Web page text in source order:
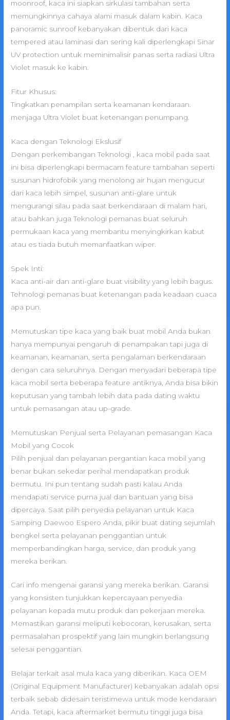
moonroof, kaca ini siapkan sirkulasi tambahan serta
memungkinnya cahaya alami masuk dalam kabin. Kaca
panoramic sunroof kebanyakan dibentuk dari kaca
tempered atau laminasi dan sering kali diperlengkapi Sinar
UV protection untuk meminimalisir panas serta radiasi Ultra
Violet masuk ke kabin.
Fitur Khusus:
Tingkatkan penampilan serta keamanan kendaraan.
menjaga Ultra Violet buat ketenangan penumpang.
Kaca dengan Teknologi Ekslusif
Dengan perkembangan Teknologi , kaca mobil pada saat
ini bisa diperlengkapi bermacam feature tambahan seperti
susunan hidrofobik yang menolong air hujan mengucur
dari kaca lebih simpel, susunan anti-glare untuk
mengurangi silau pada saat berkendaraan di malam hari,
atau bahkan juga Teknologi pemanas buat seluruh
permukaan kaca yang membantu menyingkirkan kabut
atau es tiada butuh memanfaatkan wiper.
Spek Inti:
Kaca anti-air dan anti-glare buat visibility yang lebih bagus.
Tehnologi pemanas buat ketenangan pada keadaan cuaca
apa pun.
Memutuskan tipe kaca yang baik buat mobil Anda bukan
hanya mempunyai pengaruh di penampakan tapi juga di
keamanan, keamanan, serta pengalaman berkendaraan
dengan cara seluruhnya. Dengan menyadari beberapa tipe
kaca mobil serta beberapa feature antiknya, Anda bisa bikin
keputusan yang tambah lebih data pada dating waktu
untuk pemasangan atau up-grade.
Memutuskan Penjual serta Pelayanan pemasangan Kaca
Mobil yang Cocok
Pilih penjual dan pelayanan pergantian kaca mobil yang
benar bukan sekedar perihal mendapatkan produk
bermutu. Ini pun tentang sudah pasti kalau Anda
mendapati service purna jual dan bantuan yang bisa
dipercaya. Saat pilih penyedia pelayanan untuk Kaca
Samping Daewoo Espero Anda, pikir buat dating sejumlah
bengkel serta pelayanan penggantian untuk
memperbandingkan harga, service, dan produk yang
mereka berikan.
Cari info mengenai garansi yang mereka berikan. Garansi
yang konsisten tunjukkan kepercayaan penyedia
pelayanan kepada mutu produk dan pekerjaan mereka.
Memastikan garansi meliputi kebocoran, kerusakan, serta
permasalahan prospektif yang lain mungkin berlangsung
selesai penggantian.
Belajar terkait asal mula kaca yang diberikan. Kaca OEM
(Original Equipment Manufacturer) kebanyakan adalah opsi
terbaik sebab didesain teristimewa untuk mode kendaraan
Anda. Tetapi, kaca aftermarket bermutu tinggi juga bisa